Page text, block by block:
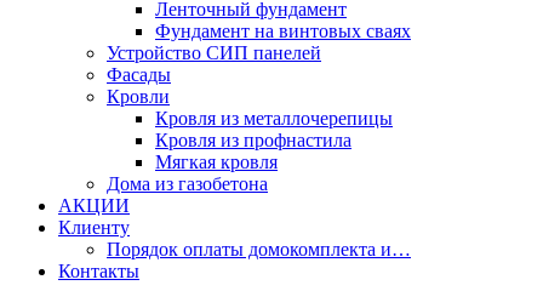
Ленточный фундамент
Фундамент на винтовых сваях
Устройство СИП панелей
Фасады
Кровли
Кровля из металлочерепицы
Кровля из профнастила
Мягкая кровля
Дома из газобетона
АКЦИИ
Клиенту
Порядок оплаты домокомплекта и…
Контакты